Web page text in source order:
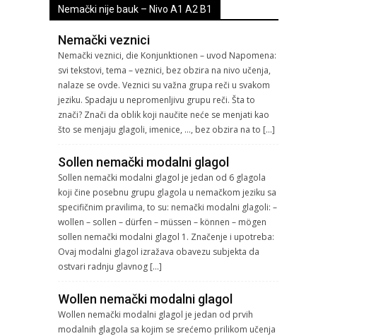
Nemački nije bauk – Nivo A1 A2 B1
Nemački veznici
Nemački veznici, die Konjunktionen – uvod Napomena:
svi tekstovi, tema – veznici, bez obzira na nivo učenja,
nalaze se ovde. Veznici su važna grupa reči u svakom
jeziku. Spadaju u nepromenljivu grupu reči. Šta to
znači? Znači da oblik koji naučite neće se menjati kao
što se menjaju glagoli, imenice, …, bez obzira na to […]
Sollen nemački modalni glagol
Sollen nemački modalni glagol je jedan od 6 glagola
koji čine posebnu grupu glagola u nemačkom jeziku sa
specifičnim pravilima, to su: nemački modalni glagoli: –
wollen – sollen – dürfen – müssen – können – mögen
sollen nemački modalni glagol 1. Značenje i upotreba:
Ovaj modalni glagol izražava obavezu subjekta da
ostvari radnju glavnog […]
Wollen nemački modalni glagol
Wollen nemački modalni glagol je jedan od prvih
modalnih glagola sa kojim se srećemo prilikom učenja